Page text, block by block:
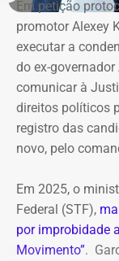
Em petição
promotor Alexey
executar a
do ex-
comunicar à
direitos políticos
registro das
novo, pelo
Em 2025, o
Federal (STF),
por improbidade
Movimento”.